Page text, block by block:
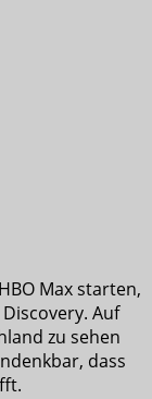
Max starten,
Auf
zu sehen
dass